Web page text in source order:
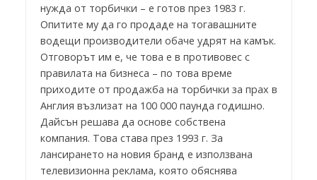
нужда от торбички – е готов през 1983 г.
Опитите му да го продаде на тогавашните
водещи производители обаче удрят на камък.
Отговорът им е, че това е в противовес с
правилата на бизнеса – по това време
приходите от продажба на торбички за прах в
Англия възлизат на 100 000 паунда годишно.
Дайсън решава да основе собствена
компания. Това става през 1993 г. За
лансирането на новия бранд е използвана
телевизионна реклама, която обяснява